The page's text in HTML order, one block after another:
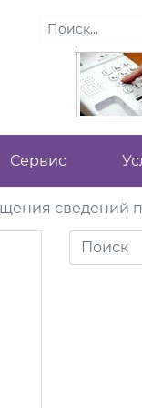
Сервис
сведений